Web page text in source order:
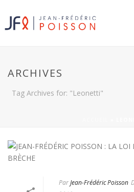
ARCHIVES
Tag Archives for: "Leonetti"
ParJean-Frédéric Poisson